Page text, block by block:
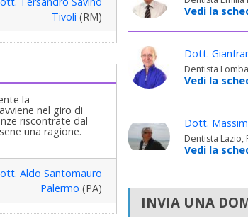
Tivoli (RM)
la
nel giro di
riscontrate dal
una ragione.
Aldo Santomauro
Palermo (PA)
Vedi la
Dott.
Dentista
Vedi la
Dott.
Dentista Lazio,
Vedi la
INVIA UNA